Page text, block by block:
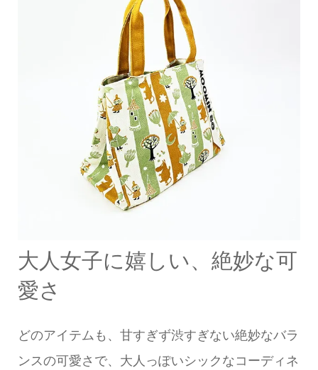
大人女子に嬉しい、絶妙な可
愛さ
どのアイテムも、甘すぎず渋すぎない絶妙なバラ
ンスの可愛さで、大人っぽいシックなコーディネ